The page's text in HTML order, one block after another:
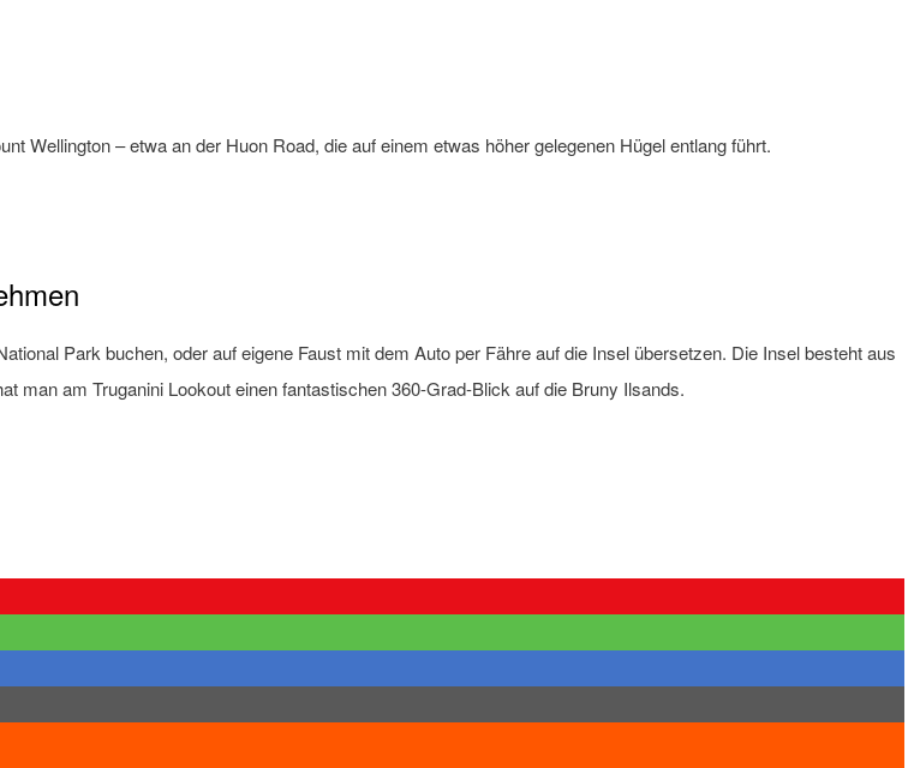
Wellington – etwa an der Huon Road, die auf einem etwas höher gelegenen Hügel entlang führt.
Park buchen, oder auf eigene Faust mit dem Auto per Fähre auf die Insel übersetzen. Die Insel besteht aus
man am Truganini Lookout einen fantastischen 360-Grad-Blick auf die Bruny Ilsands.